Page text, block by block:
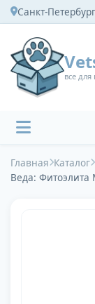
Санкт-Петербург
все
Главная Каталог
Веда: Фитоэлита